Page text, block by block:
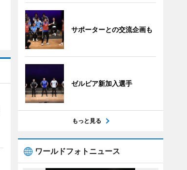
サポーターとの交流企画も
ゼルビア新加入選手
もっと見る
ワールドフォトニュース